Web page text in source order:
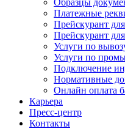
Платежные
Прейскурант
Прейскурант
Услуги по
Услуги по
Подключение
Нормативные
Онлайн оплата
Карьера
Пресс-центр
Контакты